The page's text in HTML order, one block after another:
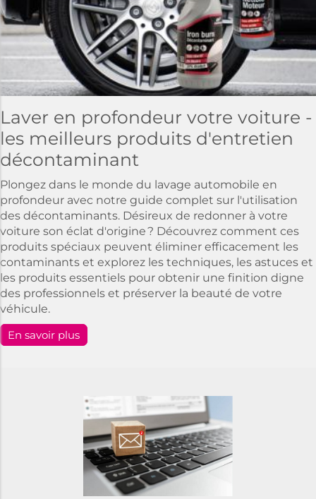
Laver en profondeur votre voiture -
les meilleurs produits d'entretien
décontaminant
Plongez dans le monde du lavage automobile en
profondeur avec notre guide complet sur l'utilisation
des décontaminants. Désireux de redonner à votre
voiture son éclat d'origine ? Découvrez comment ces
produits spéciaux peuvent éliminer efficacement les
contaminants et explorez les techniques, les astuces et
les produits essentiels pour obtenir une finition digne
des professionnels et préserver la beauté de votre
véhicule.
En savoir plus